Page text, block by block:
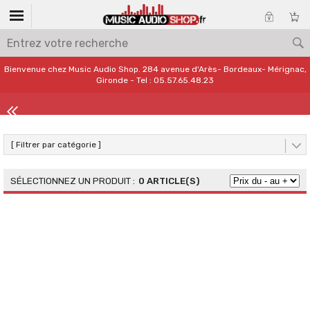
Bienvenue chez Music Audio Shop. 284 avenue d'Arès- Bordeaux- Mérignac,
Gironde - Tel : 05.57.65.48.23
[ Filtrer par catégorie ]
0 ARTICLE(S)